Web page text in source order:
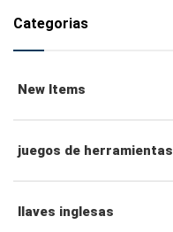
Categorias
New Items
juegos de herramientas
llaves inglesas